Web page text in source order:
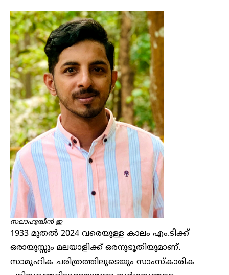
സലാഹുദ്ധീൻ ഇ
1933 മുതൽ 2024 വരെയുള്ള കാലം എം.ടിക്ക്‌
ഒരായുസ്സും മലയാളിക്ക് ഒരനുഭൂതിയുമാണ്.
സാമൂഹിക ചരിത്രത്തിലൂടെയും സാംസ്കാരിക